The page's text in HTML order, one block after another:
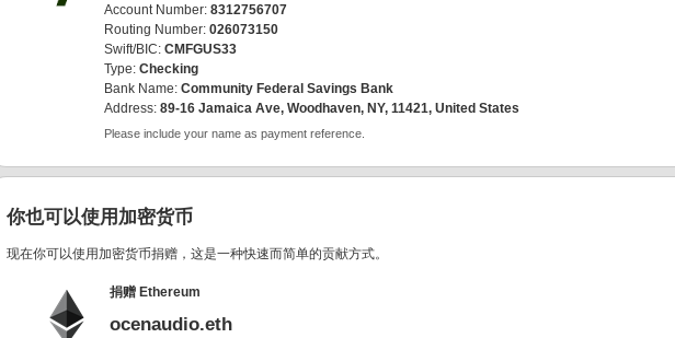
Account Number: 8312756707
Routing Number: 026073150
Swift/BIC: CMFGUS33
Type: Checking
Bank Name: Community Federal Savings Bank
Address: 89-16 Jamaica Ave, Woodhaven, NY, 11421, United States
Please include your name as payment reference.
你也可以使用加密货币
现在你可以使用加密货币捐赠，这是一种快速而简单的贡献方式。
捐赠 Ethereum
ocenaudio.eth